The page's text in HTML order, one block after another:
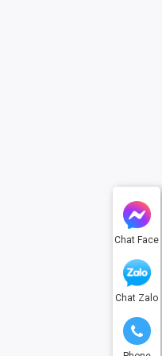
Chat Face
Chat Zalo